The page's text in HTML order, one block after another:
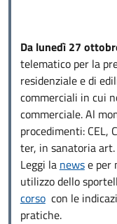
Da lunedì 27
telematico per la
residenziale e di
commerciali in cui
commerciale. Al
procedimenti: CEL,
ter, in sanatoria
Leggi la newse per
utilizzo dello
corsocon le
pratiche.